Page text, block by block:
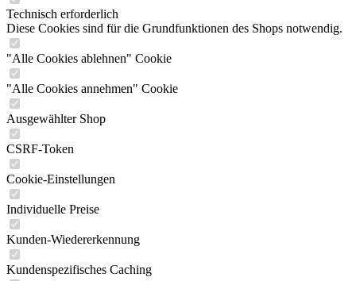
Technisch erforderlich
Diese Cookies sind für die Grundfunktionen des Shops notwendig.
"Alle Cookies ablehnen" Cookie
"Alle Cookies annehmen" Cookie
Ausgewählter Shop
CSRF-Token
Cookie-Einstellungen
Individuelle Preise
Kunden-Wiedererkennung
Kundenspezifisches Caching